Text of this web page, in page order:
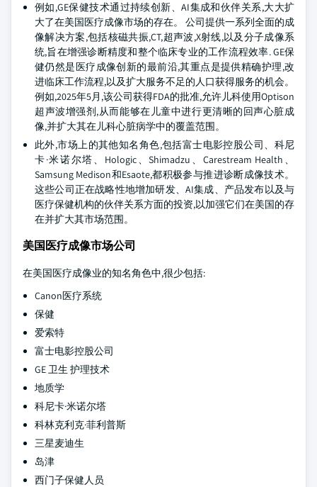
例如,GE保健技术通过持续创新、AI集成和伙伴关系,大大扩
大了在美国医疗成像市场的存在。 公司提供一系列全面的成
像解决方案,包括核磁共振,CT,超声波,X射线,以及分子成像系
统,旨在增强诊断精度和整个临床专业的工作流程效率. GE保
健仍然是医疗成像创新的最前沿,其重点是提供精确护理,改
进临床工作流程,以及扩大服务不足的人口获得服务的机会。
例如,2025年5月,该公司获得FDA的批准,允许儿科使用Optison
超声波增强剂,从而能够在儿童中进行更清晰的回声心脏成
像,并扩大其在儿科心脏病学中的覆盖范围。
此外,市场上的其他知名角色,包括富士电影控股公司、科尼
卡·米诺尔塔、Hologic、Shimadzu、Carestream Health、
Samsung Medison和Esaote,都积极参与推进诊断成像技术。
这些公司正在战略性地增加研发、AI集成、产品发布以及与
医疗保健机构的伙伴关系方面的投资,以加强它们在美国的存
在并扩大其市场范围。
美国医疗成像市场公司
在美国医疗成像业的知名角色中,很少包括:
Canon医疗系统
保健
爱索特
富士电影控股公司
GE 卫生 护理技术
地质学
科尼卡·米诺尔塔
科林克利克·菲利普斯
三星麦迪生
岛津
西门子保健人员